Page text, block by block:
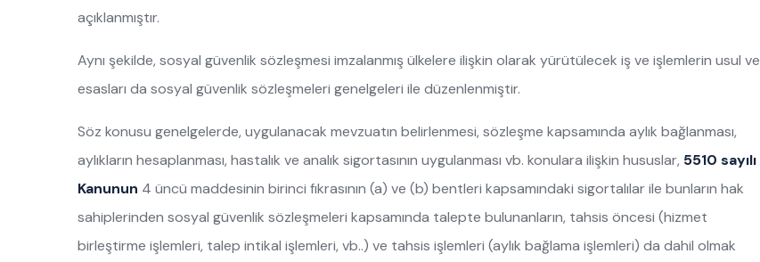
açıklanmıştır.
Aynı şekilde, sosyal güvenlik sözleşmesi imzalanmış ülkelere ilişkin olarak yürütülecek iş ve işlemlerin usul ve
esasları da sosyal güvenlik sözleşmeleri genelgeleri ile düzenlenmiştir.
Söz konusu genelgelerde, uygulanacak mevzuatın belirlenmesi, sözleşme kapsamında aylık bağlanması,
aylıkların hesaplanması, hastalık ve analık sigortasının uygulanması vb. konulara ilişkin hususlar, 5510 sayılı
Kanunun 4 üncü maddesinin birinci fıkrasının (a) ve (b) bentleri kapsamındaki sigortalılar ile bunların hak
sahiplerinden sosyal güvenlik sözleşmeleri kapsamında talepte bulunanların, tahsis öncesi (hizmet
birleştirme işlemleri, talep intikal işlemleri, vb..) ve tahsis işlemleri (aylık bağlama işlemleri) da dahil olmak